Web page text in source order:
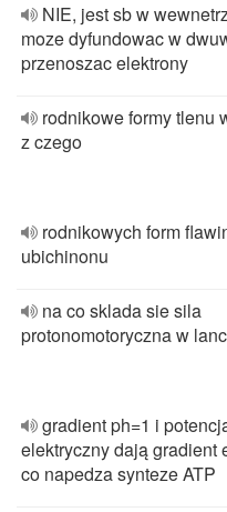
NIE, jest sb w
moze dyfundowac w
przenoszac elektrony
rodnikowe formy tlenu
z czego
rodnikowych form
ubichinonu
na co sklada sie sila
protonomotoryczna w
gradient ph=1 i
elektryczny dają gradient
co napedza synteze ATP